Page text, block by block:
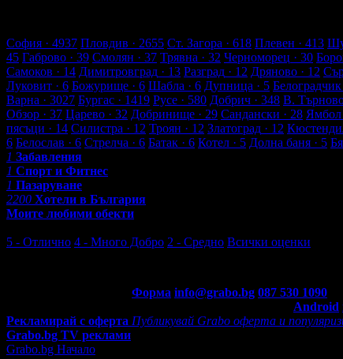
София · 4937 Пловдив · 2655 Ст. Загора · 618 Плевен · 413
45 Габрово · 39 Смолян · 37 Трявна · 32 Черноморец · 30
Самоков · 14 Димитровград · 13 Разград · 12 Дряново · 12
Луковит · 6 Божурище · 6 Шабла · 6 Дупница · 5 Белоградчик
Варна · 3027 Бургас · 1419 Русе · 580 Добрич · 348 В.
Обзор · 37 Царево · 32 Добринище · 29 Сандански · 28 Ямбол
пясъци · 14 Силистра · 12 Троян · 12 Златоград · 12
6 Белослав · 6 Стрелча · 6 Батак · 6 Котел · 5 Долна баня · 5
1 Забавления
1 Спорт и Фитнес
1 Пазаруване
2200 Хотели в България
Моите любими обекти
5 - Отлично 4 - Много Добро 2 - Средно Всички оценки
Форма info@grabo.bg 087 530 1090
Android
Рекламирай с оферта Публикувай Grabo оферта и
Grabo.bg TV реклами
Grabo.bg Начало